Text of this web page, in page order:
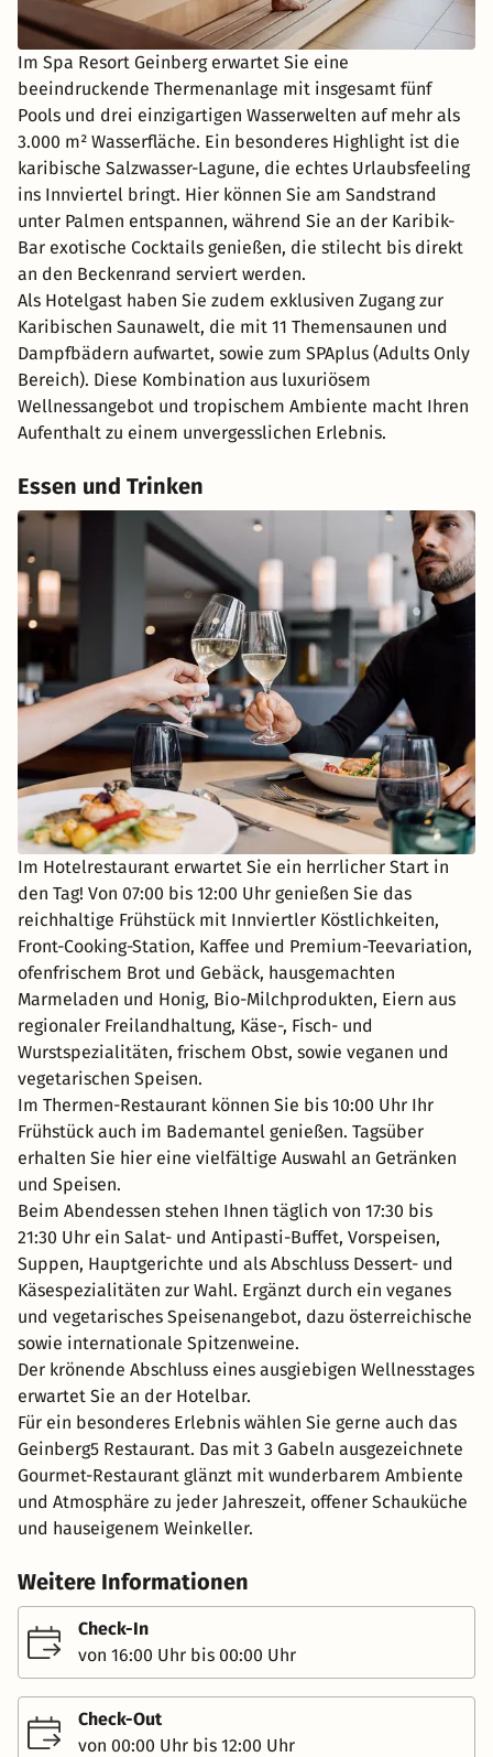
Im Spa Resort Geinberg erwartet Sie eine
beeindruckende Thermenanlage mit insgesamt fünf
Pools und drei einzigartigen Wasserwelten auf mehr als
3.000 m² Wasserfläche. Ein besonderes Highlight ist die
karibische Salzwasser-Lagune, die echtes Urlaubsfeeling
ins Innviertel bringt. Hier können Sie am Sandstrand
unter Palmen entspannen, während Sie an der Karibik-
Bar exotische Cocktails genießen, die stilecht bis direkt
an den Beckenrand serviert werden.
Als Hotelgast haben Sie zudem exklusiven Zugang zur
Karibischen Saunawelt, die mit 11 Themensaunen und
Dampfbädern aufwartet, sowie zum SPAplus (Adults Only
Bereich). Diese Kombination aus luxuriösem
Wellnessangebot und tropischem Ambiente macht Ihren
Aufenthalt zu einem unvergesslichen Erlebnis.
Essen und Trinken
Im Hotelrestaurant erwartet Sie ein herrlicher Start in
den Tag! Von 07:00 bis 12:00 Uhr genießen Sie das
reichhaltige Frühstück mit Innviertler Köstlichkeiten,
Front-Cooking-Station, Kaffee und Premium-Teevariation,
ofenfrischem Brot und Gebäck, hausgemachten
Marmeladen und Honig, Bio-Milchprodukten, Eiern aus
regionaler Freilandhaltung, Käse-, Fisch- und
Wurstspezialitäten, frischem Obst, sowie veganen und
vegetarischen Speisen.
Im Thermen-Restaurant können Sie bis 10:00 Uhr Ihr
Frühstück auch im Bademantel genießen. Tagsüber
erhalten Sie hier eine vielfältige Auswahl an Getränken
und Speisen.
Beim Abendessen stehen Ihnen täglich von 17:30 bis
21:30 Uhr ein Salat- und Antipasti-Buffet, Vorspeisen,
Suppen, Hauptgerichte und als Abschluss Dessert- und
Käsespezialitäten zur Wahl. Ergänzt durch ein veganes
und vegetarisches Speisenangebot, dazu österreichische
sowie internationale Spitzenweine.
Der krönende Abschluss eines ausgiebigen Wellnesstages
erwartet Sie an der Hotelbar.
Für ein besonderes Erlebnis wählen Sie gerne auch das
Geinberg5 Restaurant. Das mit 3 Gabeln ausgezeichnete
Gourmet-Restaurant glänzt mit wunderbarem Ambiente
und Atmosphäre zu jeder Jahreszeit, offener Schauküche
und hauseigenem Weinkeller.
Weitere Informationen
Check-In
von 16:00 Uhr bis 00:00 Uhr
Check-Out
von 00:00 Uhr bis 12:00 Uhr